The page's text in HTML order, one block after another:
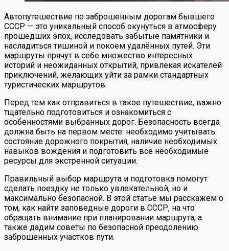
Автопутешествие по заброшенным дорогам бывшего
СССР — это уникальный способ окунуться в атмосферу
прошедших эпох, исследовать забытые памятники и
насладиться тишиной и покоем удалённых путей. Эти
маршруты прячут в себе множество интересных
историй и неожиданных открытий, привлекая искателей
приключений, желающих уйти за рамки стандартных
туристических маршрутов.
Перед тем как отправиться в такое путешествие, важно
тщательно подготовиться и ознакомиться с
особенностями выбранных дорог. Безопасность всегда
должна быть на первом месте: необходимо учитывать
состояние дорожного покрытия, наличие необходимых
навыков вождения и подготовить все необходимые
ресурсы для экстренной ситуации.
Правильный выбор маршрута и подготовка помогут
сделать поездку не только увлекательной, но и
максимально безопасной. В этой статье мы расскажем о
том, как найти заповедные дороги в СССР, на что
обращать внимание при планировании маршрута, а
также дадим советы по безопасной преодолению
заброшенных участков пути.